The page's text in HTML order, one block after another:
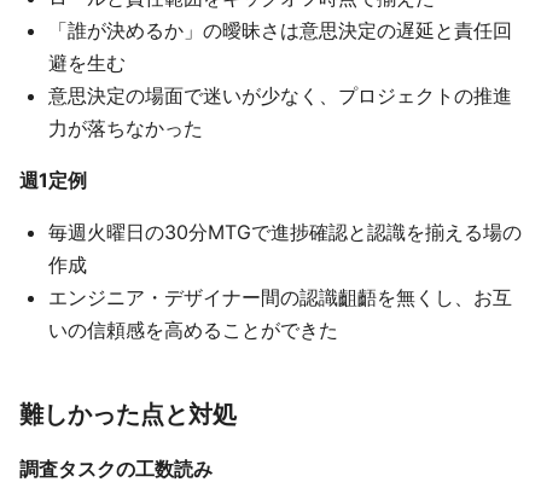
「誰が決めるか」の曖昧さは意思決定の遅延と責任回
避を生む
意思決定の場面で迷いが少なく、プロジェクトの推進
力が落ちなかった
週1定例
毎週火曜日の30分MTGで進捗確認と認識を揃える場の
作成
エンジニア・デザイナー間の認識齟齬を無くし、お互
いの信頼感を高めることができた
難しかった点と対処
調査タスクの工数読み